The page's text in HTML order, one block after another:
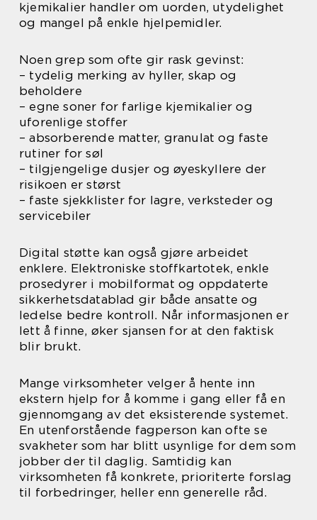
kjemikalier handler om uorden, utydelighet
og mangel på enkle hjelpemidler.
Noen grep som ofte gir rask gevinst:
– tydelig merking av hyller, skap og
beholdere
– egne soner for farlige kjemikalier og
uforenlige stoffer
– absorberende matter, granulat og faste
rutiner for søl
– tilgjengelige dusjer og øyeskyllere der
risikoen er størst
– faste sjekklister for lagre, verksteder og
servicebiler
Digital støtte kan også gjøre arbeidet
enklere. Elektroniske stoffkartotek, enkle
prosedyrer i mobilformat og oppdaterte
sikkerhetsdatablad gir både ansatte og
ledelse bedre kontroll. Når informasjonen er
lett å finne, øker sjansen for at den faktisk
blir brukt.
Mange virksomheter velger å hente inn
ekstern hjelp for å komme i gang eller få en
gjennomgang av det eksisterende systemet.
En utenforstående fagperson kan ofte se
svakheter som har blitt usynlige for dem som
jobber der til daglig. Samtidig kan
virksomheten få konkrete, prioriterte forslag
til forbedringer, heller enn generelle råd.